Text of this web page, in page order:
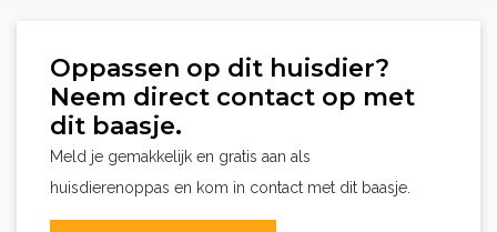
Oppassen op dit huisdier?
Neem direct contact op met
dit baasje.
Meld je gemakkelijk en gratis aan als
huisdierenoppas en kom in contact met dit baasje.